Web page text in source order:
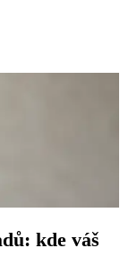
kde váš